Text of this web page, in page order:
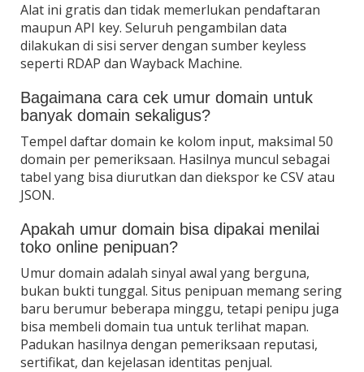
Alat ini gratis dan tidak memerlukan pendaftaran
maupun API key. Seluruh pengambilan data
dilakukan di sisi server dengan sumber keyless
seperti RDAP dan Wayback Machine.
Bagaimana cara cek umur domain untuk
banyak domain sekaligus?
Tempel daftar domain ke kolom input, maksimal 50
domain per pemeriksaan. Hasilnya muncul sebagai
tabel yang bisa diurutkan dan diekspor ke CSV atau
JSON.
Apakah umur domain bisa dipakai menilai
toko online penipuan?
Umur domain adalah sinyal awal yang berguna,
bukan bukti tunggal. Situs penipuan memang sering
baru berumur beberapa minggu, tetapi penipu juga
bisa membeli domain tua untuk terlihat mapan.
Padukan hasilnya dengan pemeriksaan reputasi,
sertifikat, dan kejelasan identitas penjual.